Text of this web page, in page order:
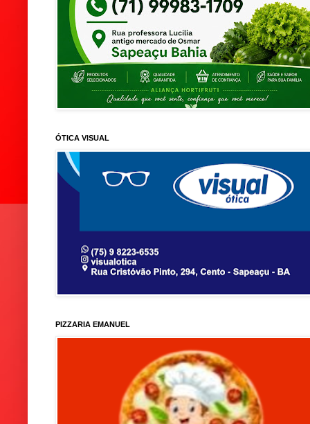
ÓTICA VISUAL
PIZZARIA EMANUEL